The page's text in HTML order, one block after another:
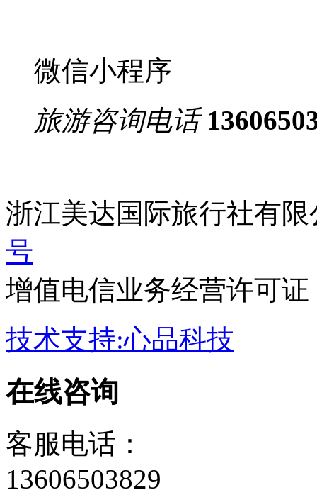
微信小程序
旅游咨询电话
浙江美达国际旅行社有
号
增值电信业务经营许可证
技术支持:心品科技
在线咨询
客服电话：
13606503829